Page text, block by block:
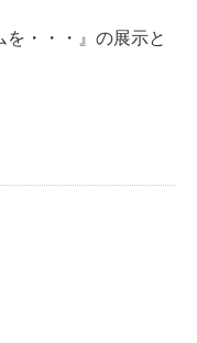
・・・』の展示と